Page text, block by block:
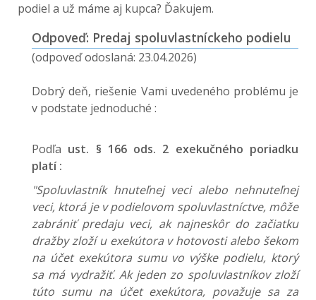
podiel a už máme aj kupca? Ďakujem.
Odpoveď: Predaj spoluvlastníckeho podielu
(odpoveď odoslaná: 23.04.2026)
Dobrý deň, riešenie Vami uvedeného problému je
v podstate jednoduché :
Podľa ust. § 166 ods. 2 exekučného poriadku
platí :
"Spoluvlastník hnuteľnej veci alebo nehnuteľnej
veci, ktorá je v podielovom spoluvlastníctve, môže
zabrániť predaju veci, ak najneskôr do začiatku
dražby zloží u exekútora v hotovosti alebo šekom
na účet exekútora sumu vo výške podielu, ktorý
sa má vydražiť. Ak jeden zo spoluvlastníkov zloží
túto sumu na účet exekútora, považuje sa za